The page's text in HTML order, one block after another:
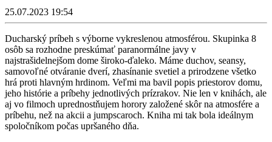
25.07.2023 19:54
Ducharský príbeh s výborne vykreslenou atmosférou. Skupinka 8
osôb sa rozhodne preskúmať paranormálne javy v
najstrašidelnejšom dome široko-ďaleko. Máme duchov, seansy,
samovoľné otváranie dverí, zhasínanie svetiel a prirodzene všetko
hrá proti hlavným hrdinom. Veľmi ma bavil popis priestorov domu,
jeho histórie a príbehy jednotlivých prízrakov. Nie len v knihách, ale
aj vo filmoch uprednostňujem horory založené skôr na atmosfére a
príbehu, než na akcii a jumpscaroch. Kniha mi tak bola ideálnym
spoločníkom počas upršaného dňa.